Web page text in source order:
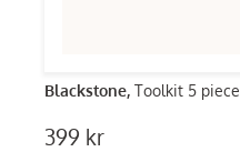
Blackstone, Toolkit 5 piece
399 kr